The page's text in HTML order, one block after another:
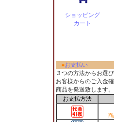
ショッピング
カート
■お支払い
３つの方法からお選
お客様からのご入金確
商品を発送致します。
お支払方法
商